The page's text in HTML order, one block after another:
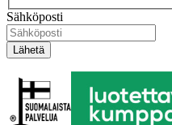
Sähköposti